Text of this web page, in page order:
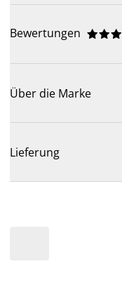
Bewertungen 



Über die Marke
Lieferung